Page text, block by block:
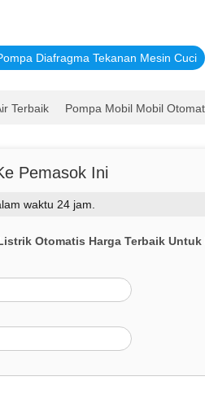
Diafragma Tekanan Mesin Cuci
Terbaik Pompa Mobil Mobil
Pemasok Ini
waktu 24 jam.
Otomatis Harga Terbaik